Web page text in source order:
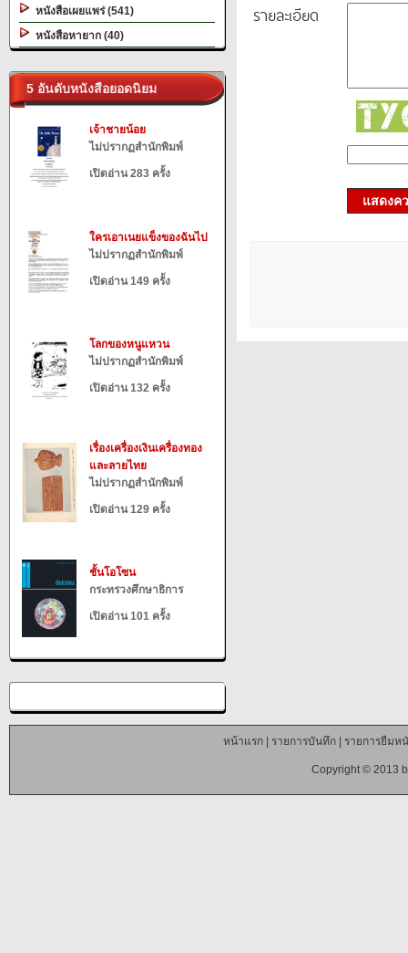
หนังสือเผยแพร่ (541)
หนังสือหายาก (40)
5 อันดับหนังสือยอดนิยม
เจ้าชายน้อย
ไม่ปรากฏสำนักพิมพ์
เปิดอ่าน 283 ครั้ง
ใครเอาเนยแข็งของฉันไป
ไม่ปรากฏสำนักพิมพ์
เปิดอ่าน 149 ครั้ง
โลกของหนูแหวน
ไม่ปรากฏสำนักพิมพ์
เปิดอ่าน 132 ครั้ง
เรื่องเครื่องเงินเครื่องทอง
และลายไทย
ไม่ปรากฏสำนักพิมพ์
เปิดอ่าน 129 ครั้ง
ชั้นโอโซน
กระทรวงศึกษาธิการ
เปิดอ่าน 101 ครั้ง
รายละเอียด
แสดงค
หน้าแรก| รายการบันทึก| รายการยืมห
Copyright © 2013